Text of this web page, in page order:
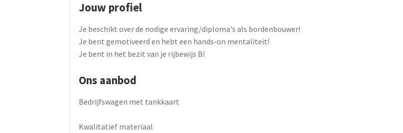
Jouw profiel
Je beschikt over de nodige ervaring/diploma's als bordenbouwer!
Je bent gemotiveerd en hebt een hands-on mentaliteit!
Je bent in het bezit van je rijbewijs B!
Ons aanbod
Bedrijfswagen met tankkaart
Kwalitatief materiaal